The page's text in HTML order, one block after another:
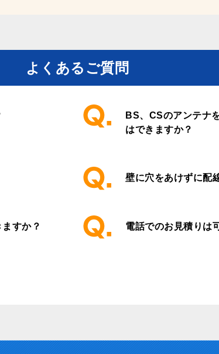
よくあるご質問
BS、CSのアンテナ
はできますか？
壁に穴をあけずに配
すか？ 電話でのお見積りは